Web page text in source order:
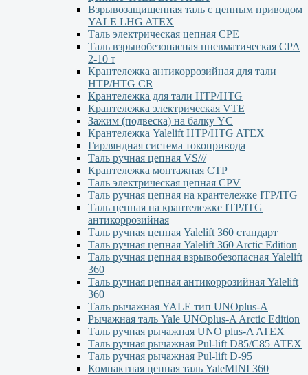
Взрывозащищенная таль с цепным приводом
YALE LHG ATEX
Таль электрическая цепная CPE
Таль взрывобезопасная пневматическая CPA
2-10 т
Крантележка антикоррозийная для тали
HTP/HTG CR
Крантележка для тали HTP/HTG
Крантележка электрическая VTE
Зажим (подвеска) на балку YC
Крантележка Yalelift НТР/НТG ATEX
Гирляндная система токопривода
Таль ручная цепная VS///
Крантележка монтажная СТР
Таль электрическая цепная CPV
Таль ручная цепная на крантележке ITP/ITG
Таль цепная на крантележке ITP/ITG
антикоррозийная
Таль ручная цепная Yalelift 360 стандарт
Таль ручная цепная Yalelift 360 Arctic Edition
Таль ручная цепная взрывобезопасная Yalelift
360
Таль ручная цепная антикоррозийная Yalelift
360
Таль рычажная YALE тип UNOplus-A
Рычажная таль Yale UNOplus-A Arctic Edition
Таль ручная рычажная UNO plus-A ATEX
Таль ручная рычажная Pul-lift D85/С85 ATEX
Таль ручная рычажная Pul-lift D-95
Компактная цепная таль YaleMINI 360